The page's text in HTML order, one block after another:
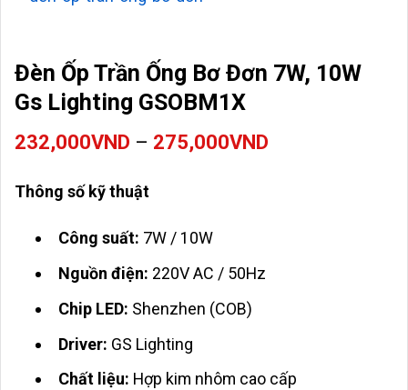
Đèn Ốp Trần Ống Bơ Đơn 7W, 10W
Gs Lighting GSOBM1X
232,000VND – 275,000VND
Thông số kỹ thuật
Công suất: 7W / 10W
Nguồn điện: 220V AC / 50Hz
Chip LED: Shenzhen (COB)
Driver: GS Lighting
Chất liệu: Hợp kim nhôm cao cấp